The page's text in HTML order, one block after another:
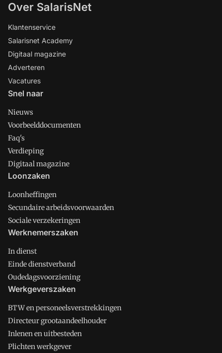
Over SalarisNet
Klantenservice
Salarisnet Academy
Digitaal magazine
Adverteren
Vacatures
Snel naar
Nieuws
Voorbeelddocumenten
Faq's
Verdieping
Digitaal magazine
Loonzaken
Loonheffingen
Secundaire arbeidsvoorwaarden
Sociale verzekeringen
Werknemerszaken
In dienst
Einde dienstverband
Oudedagsvoorziening
Werkgeverszaken
BTW en personeelsverstrekkingen
Directeur grootaandeelhouder
Inlenen en uitbesteden
Plichten werkgever